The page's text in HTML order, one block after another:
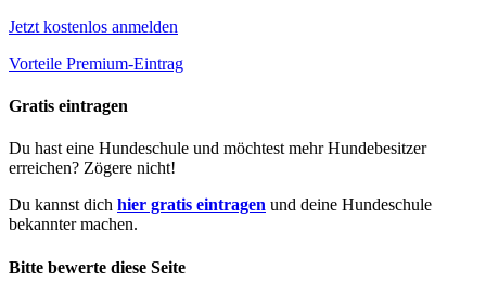
Jetzt kostenlos anmelden
Vorteile Premium-Eintrag
Gratis eintragen
Du hast eine Hundeschule und möchtest mehr Hundebesitzer
erreichen? Zögere nicht!
Du kannst dich hier gratis eintragen und deine Hundeschule
bekannter machen.
Bitte bewerte diese Seite